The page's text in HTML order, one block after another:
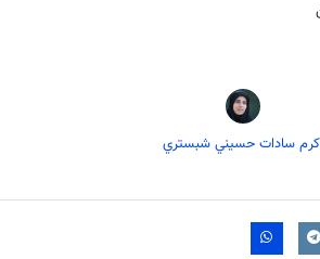
سادات حسيني شبستري